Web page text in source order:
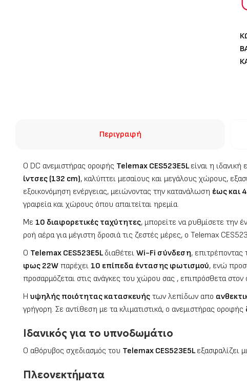
Περιγραφή
Ο DC ανεμιστήρας οροφής Telemax CES523E5L είναι η
ίντσες (132 cm), καλύπτει μεσαίους και μεγάλους χώρους,
εξοικονόμηση ενέργειας, μειώνοντας την κατανάλωση έως και
γραφεία και χώρους όπου απαιτείται ηρεμία.
Με 10 διαφορετικές ταχύτητες, μπορείτε να ρυθμίσετε την
ροή αέρα για μέγιστη δροσιά τις ζεστές μέρες, ο Telemax
Ο Telemax CES523E5L διαθέτει Wi-Fi σύνδεση, επιτρέποντας
φως 22W παρέχει 10 επίπεδα έντασης φωτισμού, ενώ
προσαρμόζεται στις ανάγκες του χώρου σας , επιπρόσθετα
Ηυψηλής ποιότητας κατασκευής των λεπίδων απο
γρήγορη. Σε αντίθεση με τα κλιματιστικά, ο ανεμιστήρας οροφής
Ιδανικός για το υπνοδωμάτιο
Ο αθόρυβος σχεδιασμός του Telemax CES523E5L εξασφαλίζει
Πλεονεκτήματα